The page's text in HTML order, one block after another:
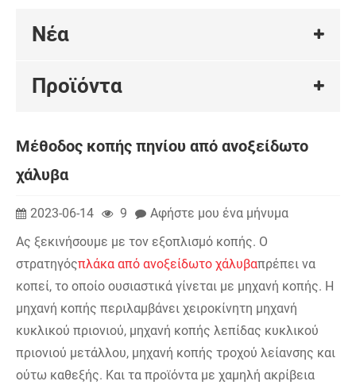
Νέα
Προϊόντα
Μέθοδος κοπής πηνίου από ανοξείδωτο
χάλυβα
2023-06-14 9
Αφήστε μου ένα μήνυμα
Ας ξεκινήσουμε με τον εξοπλισμό κοπής. Ο
στρατηγόςπλάκα από ανοξείδωτο χάλυβαπρέπει να
κοπεί, το οποίο ουσιαστικά γίνεται με μηχανή κοπής. Η
μηχανή κοπής περιλαμβάνει χειροκίνητη μηχανή
κυκλικού πριονιού, μηχανή κοπής λεπίδας κυκλικού
πριονιού μετάλλου, μηχανή κοπής τροχού λείανσης και
ούτω καθεξής. Και τα προϊόντα με χαμηλή ακρίβεια